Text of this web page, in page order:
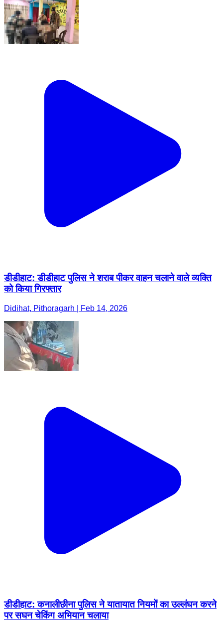
डीडीहाट: डीडीहाट पुलिस ने शराब पीकर वाहन चलाने वाले व्यक्ति
को किया गिरफ्तार
Didihat, Pithoragarh | Feb 14, 2026
डीडीहाट: कनालीछीना पुलिस ने यातायात नियमों का उल्लंघन करने
पर सघन चेकिंग अभियान चलाया